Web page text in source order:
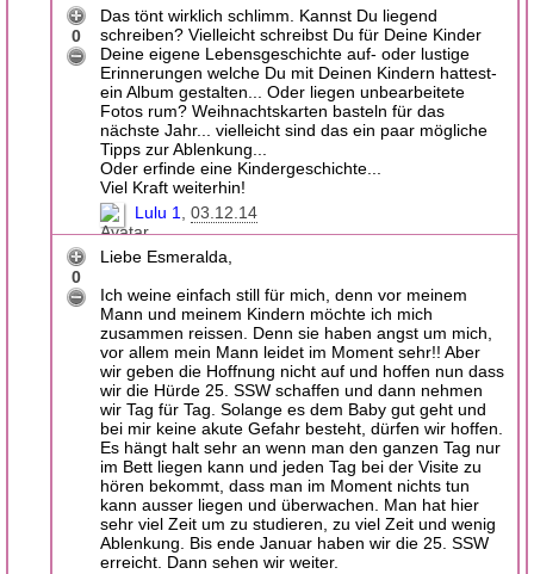
0
Das tönt wirklich schlimm. Kannst Du liegend
schreiben? Vielleicht schreibst Du für Deine Kinder
Deine eigene Lebensgeschichte auf- oder lustige
Erinnerungen welche Du mit Deinen Kindern hattest-
ein Album gestalten... Oder liegen unbearbeitete
Fotos rum? Weihnachtskarten basteln für das
nächste Jahr... vielleicht sind das ein paar mögliche
Tipps zur Ablenkung...
Oder erfinde eine Kindergeschichte...
Viel Kraft weiterhin!
Lulu 1 03.12.14
0
Liebe Esmeralda,
Ich weine einfach still für mich, denn vor meinem
Mann und meinem Kindern möchte ich mich
zusammen reissen. Denn sie haben angst um mich,
vor allem mein Mann leidet im Moment sehr!! Aber
wir geben die Hoffnung nicht auf und hoffen nun dass
wir die Hürde 25. SSW schaffen und dann nehmen
wir Tag für Tag. Solange es dem Baby gut geht und
bei mir keine akute Gefahr besteht, dürfen wir hoffen.
Es hängt halt sehr an wenn man den ganzen Tag nur
im Bett liegen kann und jeden Tag bei der Visite zu
hören bekommt, dass man im Moment nichts tun
kann ausser liegen und überwachen. Man hat hier
sehr viel Zeit um zu studieren, zu viel Zeit und wenig
Ablenkung. Bis ende Januar haben wir die 25. SSW
erreicht. Dann sehen wir weiter.